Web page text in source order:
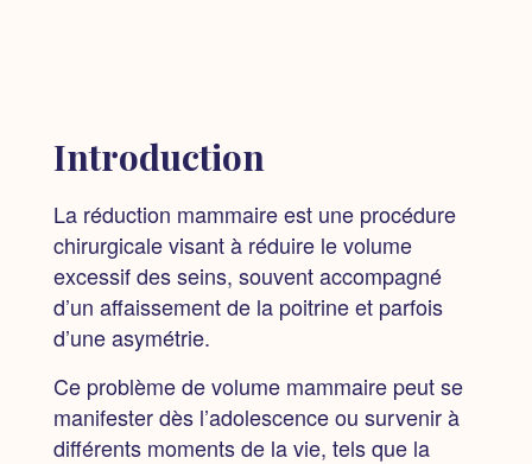
Introduction
La réduction mammaire est une procédure
chirurgicale visant à réduire le volume
excessif des seins, souvent accompagné
d’un affaissement de la poitrine et parfois
d’une asymétrie.
Ce problème de volume mammaire peut se
manifester dès l’adolescence ou survenir à
différents moments de la vie, tels que la